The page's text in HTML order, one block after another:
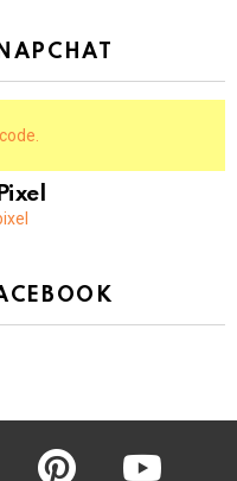
pinterest youtube